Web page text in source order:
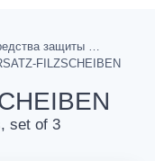
FILZSCHEIBEN
set of 3